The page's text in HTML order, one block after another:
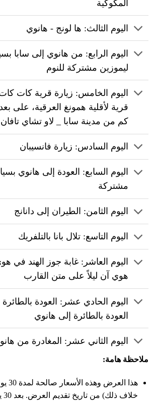
المكوكية
اليوم الثالث: ها لونج - هانوي
اليوم الرابع: من هانوي إلى سابا
ليموزين مشتركة للنوم
اليوم الخامس: زيارة قرية كات
كم من مدينة سابا _ لاو تشاي تافان
اليوم السادس: زيارة فانسيبان
اليوم السابع: العودة إلى هانوي
مشتركة
اليوم الثامن: الطيران إلى دانانج
اليوم التاسع: تلال بانا بالتلفريك
اليوم العاشر: غابة جوز الهند في
هوي آن ليلاً على متن القارب
اليوم الحادي عشر: العودة
العودة بالطائرة إلى هانوي
اليوم الثاني عشر: المغادرة من
ملاحظة هامة:
هذا